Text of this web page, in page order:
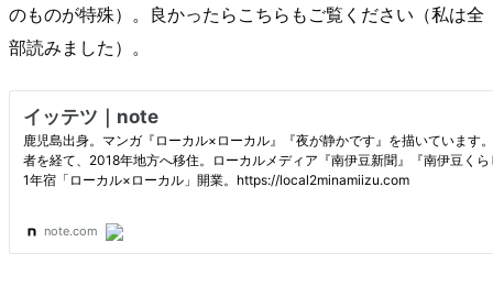
のものが特殊）。良かったらこちらもご覧ください（私は全
部読みました）。